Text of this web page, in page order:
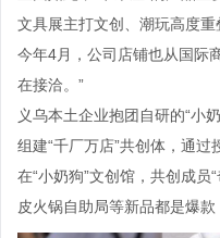
文具展主打文创、潮玩高度重
今年4月，公司店铺也从国际
在接洽。”
义乌本土企业抱团自研的“小
组建“千厂万店”共创体，通
在“小奶狗”文创馆，共创成
皮火锅自助局等新品都是爆款